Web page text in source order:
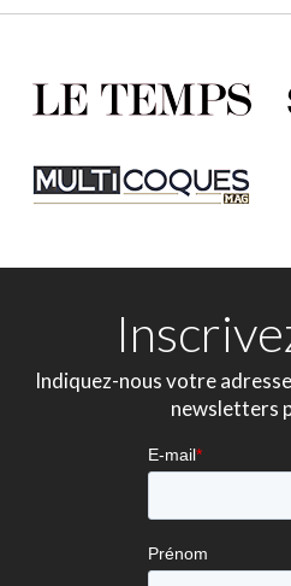
Indiquez-nous votre
newsletters